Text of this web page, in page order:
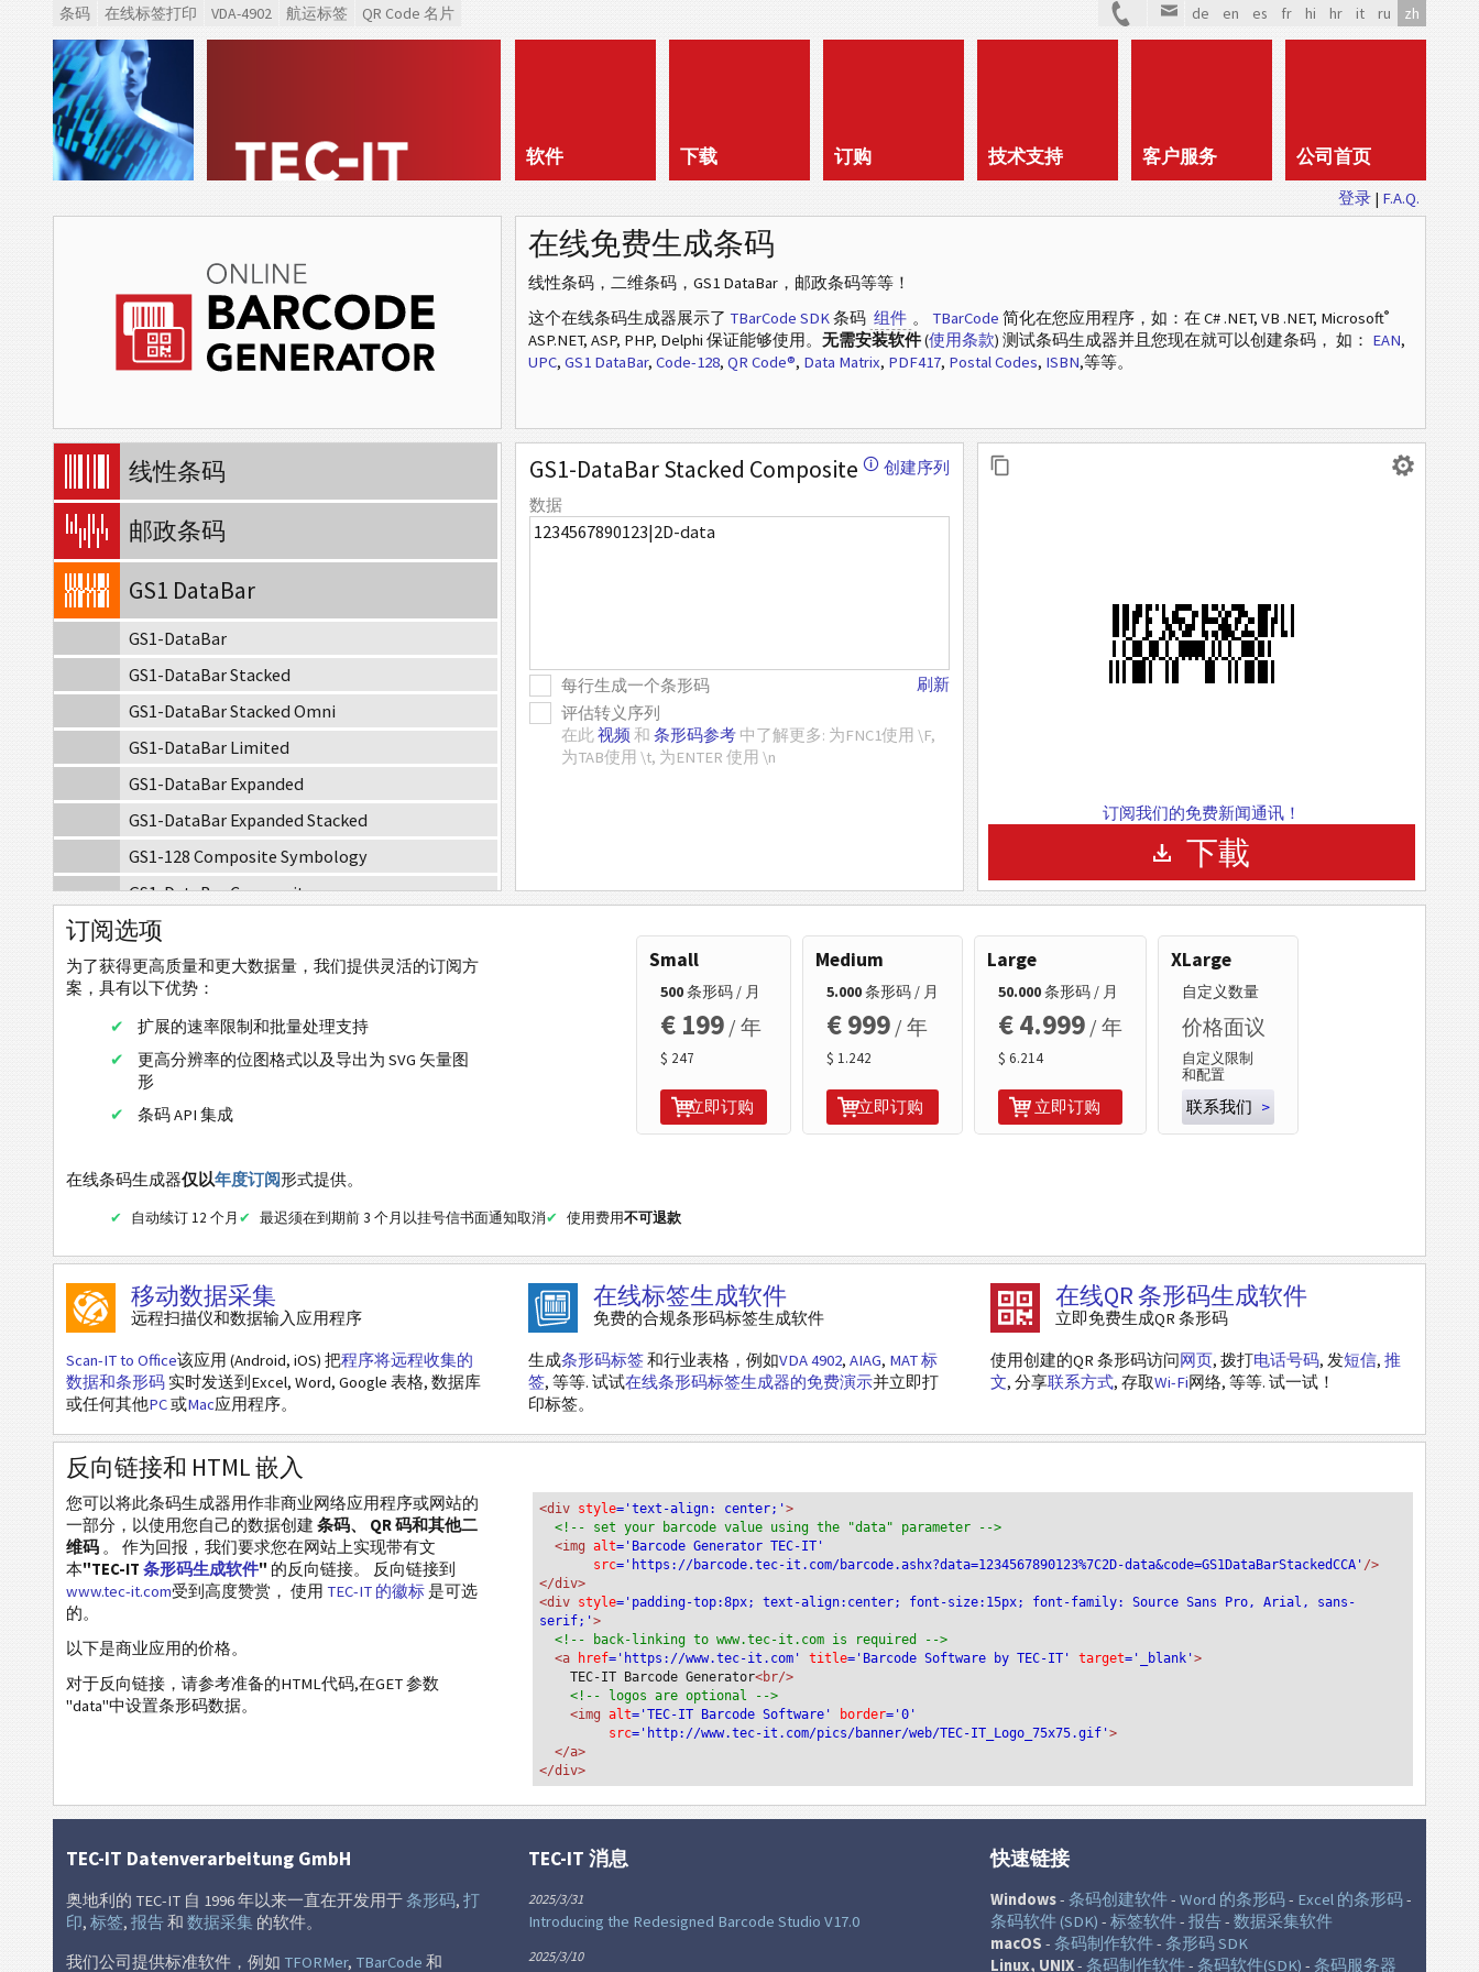
条码 在线标签打印 VDA-4902 航运标签 QR Code 名片 de en es fr hi hr it ru zh
软件 下载 订购 技术支持 客户服务 公司首页
登录 | F.A.Q.
在线免费生成条码
线性条码，二维条码，GS1 DataBar，邮政条码等等！
这个在线条码生成器展示了 TBarCode SDK条码 组件 。 TBarCode 简化在您应用程序，如：在 C# .NET, VB .NET, Microsoft®
ASP.NET, ASP, PHP, Delphi 保证能够使用。 无需安装软件(使用条款) 测试条码生成器并且您现在就可以创建条码， 如： EAN,
UPC, GS1 DataBar, Code-128, QR Code®, Data Matrix, PDF417, Postal Codes, ISBN,等等。
线性条码
邮政条码
GS1 DataBar
GS1-DataBar
GS1-DataBar Stacked
GS1-DataBar Stacked Omni
GS1-DataBar Limited
GS1-DataBar Expanded
GS1-DataBar Expanded Stacked
GS1-128 Composite Symbology
GS1-DataBar Composite
GS1-DataBar Stacked Composite
GS1-DataBar Stacked Omni Composite
GS1-DataBar Limited Composite
GS1-DataBar Expanded Composite
GS1-DataBar Expanded Stacked Composite
EAN / UPC
二维条码
银行和支付
移动标签
医疗保健条码
ISBN 码
名片
Event 条码
Wi-Fi 条码
创建序列
GS1-DataBar Stacked Composite 🛈
数据
每行生成一个条形码
评估转义序列
在此视频 和 条形码参考中了解更多: 为FNC1使用 \F,
为TAB使用 \t, 为ENTER 使用 \n
刷新
订阅我们的免费新闻通讯！
下載
订阅选项
为了获得更高质量和更大数据量，我们提供灵活的订阅方
案，具有以下优势：
扩展的速率限制和批量处理支持
更高分辨率的位图格式以及导出为 SVG 矢量图
形
条码 API 集成
Small
500条形码 / 月
€ 199 / 年
$ 247
立即订购
Medium
5.000条形码 / 月
€ 999 / 年
$ 1.242
立即订购
Large
50.000条形码 / 月
€ 4.999 / 年
$ 6.214
立即订购
XLarge
自定义数量
价格面议
自定义限制
和配置
联系我们 >
在线条码生成器仅以年度订阅形式提供。
自动续订 12 个月 最迟须在到期前 3 个月以挂号信书面通知取消 使用费用不可退款
移动数据采集
远程扫描仪和数据输入应用程序
Scan-IT to Office该应用 (Android, iOS) 把程序将远程收集的
数据和条形码 实时发送到Excel, Word, Google 表格, 数据库
或任何其他PC或Mac应用程序。
在线标签生成软件
免费的合规条形码标签生成软件
生成条形码标签和行业表格，例如VDA 4902, AIAG, MAT 标
签, 等等. 试试在线条形码标签生成器的免费演示并立即打
印标签。
在线QR 条形码生成软件
立即免费生成QR 条形码
使用创建的QR 条形码访问网页, 拨打电话号码, 发短信, 推
文, 分享联系方式, 存取Wi-Fi网络, 等等. 试一试！
反向链接和 HTML 嵌入
您可以将此条码生成器用作非商业网络应用程序或网站的
一部分，以使用您自己的数据创建 条码、 QR 码和其他二
维码 。 作为回报，我们要求您在网站上实现带有文
本"TEC-IT 条形码生成软件" 的反向链接。 反向链接到
www.tec-it.com受到高度赞赏， 使用 TEC-IT 的徽标 是可选
的。
以下是商业应用的价格。
对于反向链接，请参考准备的HTML代码,在GET 参数
"data"中设置条形码数据。
<div style='text-align: center;'>
<!-- set your barcode value using the "data" parameter -->
<img alt='Barcode Generator TEC-IT'
src='https://barcode.tec-it.com/barcode.ashx?data=1234567890123%7C2D-data&code=GS1DataBarStackedCCA' />
</div>
<div style='padding-top:8px; text-align:center; font-size:15px; font-family: Source Sans Pro, Arial, sans-
serif;'>
<!-- back-linking to www.tec-it.com is required -->
<a
href='https://www.tec-it.com' title='Barcode Software by TEC-IT' target='_blank'>
TEC-IT Barcode Generator<br/>
<!-- logos are optional -->
<img alt='TEC-IT Barcode Software' border='0'
src='http://www.tec-it.com/pics/banner/web/TEC-IT_Logo_75x75.gif'>
</a>
</div>
TEC-IT Datenverarbeitung GmbH
奥地利的 TEC-IT 自 1996 年以来一直在开发用于条形码, 打
印, 标签, 报告和 数据采集 的软件。
我们公司提供标准软件，例如 TFORMer, TBarCode 和
TEC-IT 消息
2025/3/31
Introducing the Redesigned Barcode Studio V17.0
2025/3/10
快速链接
Windows- 条码创建软件- Word 的条形码- Excel 的条形码-
条码软件 (SDK) - 标签软件- 报告- 数据采集软件
macOS - 条码制作软件- 条形码 SDK
Linux, UNIX- 条码制作软件- 条码软件(SDK) - 条码服务器